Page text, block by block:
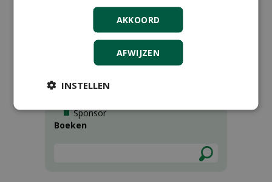
Greenkeeper
Stad + Groen
Boomzorg
De Hovenier
Boom in Business
naar meer biodiversiteit'
Sponsor
Boeken
AKKOORD
AFWIJZEN
INSTELLEN